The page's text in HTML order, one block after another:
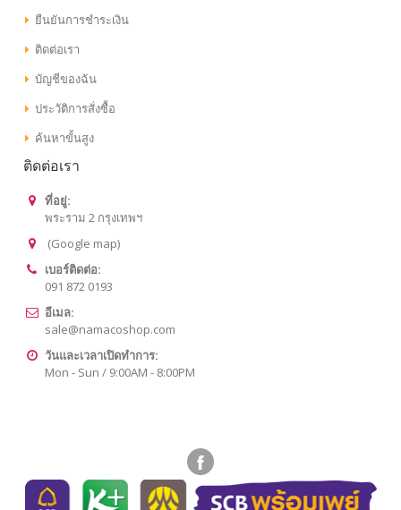
ยืนยันการชำระเงิน
ติดต่อเรา
บัญชีของฉัน
ประวัติการสั่งซื้อ
ค้นหาขั้นสูง
ติดต่อเรา
ที่อยู่:
พระราม 2 กรุงเทพฯ
(Google map)
เบอร์ติดต่อ:
091 872 0193
อีเมล:
sale@namacoshop.com
วันและเวลาเปิดทำการ:
Mon - Sun / 9:00AM - 8:00PM